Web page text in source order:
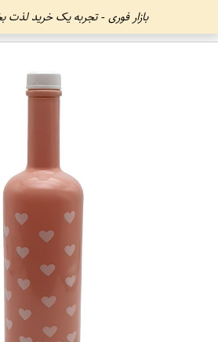
بازار فوری - تجربه یک خرید